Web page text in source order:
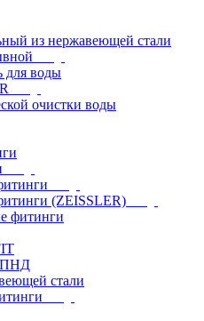
из нержавеющей стали
для воды
очистки воды
(ZEISSLER)
фитинги
ПНД
стали